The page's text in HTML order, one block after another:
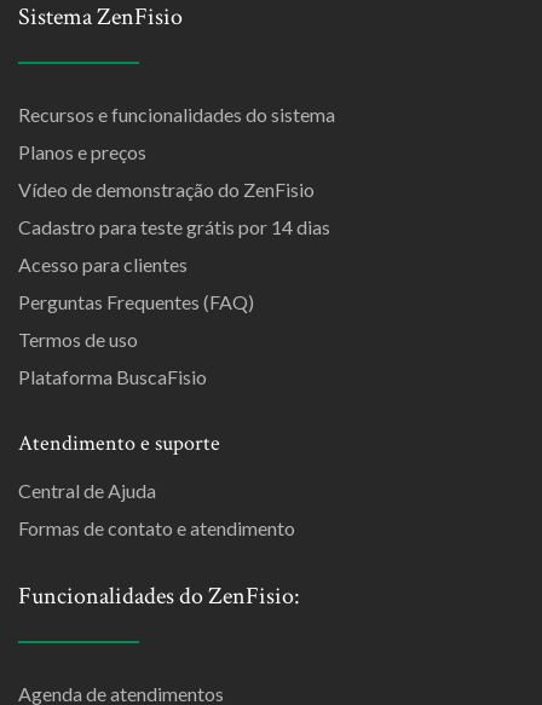
Sistema ZenFisio
Recursos e funcionalidades do sistema
Planos e preços
Vídeo de demonstração do ZenFisio
Cadastro para teste grátis por 14 dias
Acesso para clientes
Perguntas Frequentes (FAQ)
Termos de uso
Plataforma BuscaFisio
Atendimento e suporte
Central de Ajuda
Formas de contato e atendimento
Funcionalidades do ZenFisio:
Agenda de atendimentos